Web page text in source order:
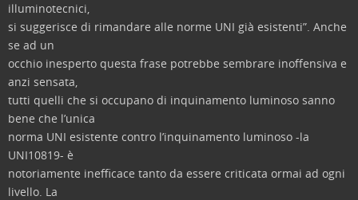
illuminotecnici,
si suggerisce di rimandare alle norme UNI già esistenti”. Anche
se ad un
occhio inesperto questa frase potrebbe sembrare inoffensiva e
anzi sensata,
tutti quelli che si occupano di inquinamento luminoso sanno
bene che l’unica
norma UNI esistente contro l’inquinamento luminoso -la
UNI10819- è
notoriamente inefficace tanto da essere criticata ormai ad ogni
livello. La